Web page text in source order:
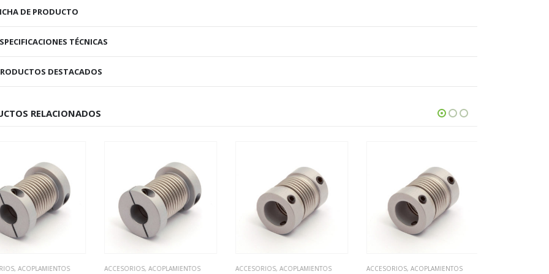
DE PRODUCTO
TÉCNICAS
DESTACADOS
RELACIONADOS
, ACOPLAMIENTOS ACCESORIOS, ACOPLAMIENTOS ACCESORIOS, ACOPLAMIENTOS ACCESORIOS, ACOPLAMIENTOS